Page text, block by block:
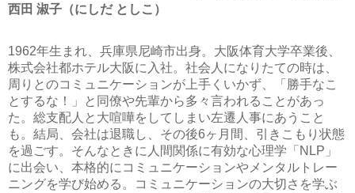
西田 淑子（にしだ としこ）
1962年生まれ、兵庫県尼崎市出身。大阪体育大学卒業後、
株式会社都ホテル大阪に入社。社会人になりたての時は、
周りとのコミュニケーションが上手くいかず、「勝手なこ
とするな！」と同僚や先輩から多々言われることがあっ
た。総支配人と大喧嘩をしてしまい左遷人事にあうこと
も。結局、会社は退職し、その後6ヶ月間、引きこもり状態
を過ごす。そんなときに人間関係に有効な心理学「NLP」
に出会い、本格的にコミュニケーションやメンタルトレー
ニングを学び始める。コミュニケーションの大切さを学ぶ